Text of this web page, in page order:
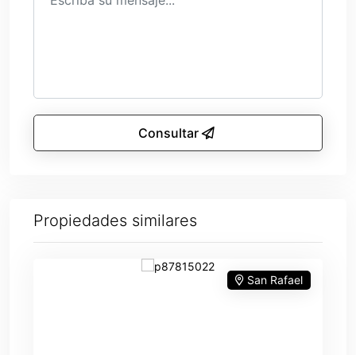
Consultar
Propiedades similares
San Rafael